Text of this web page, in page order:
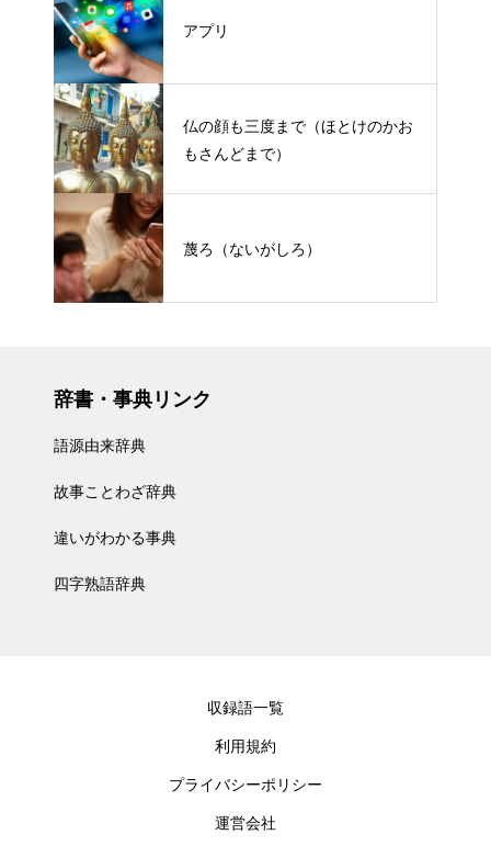
アプリ
仏の顔も三度まで（ほとけのかお
もさんどまで）
蔑ろ（ないがしろ）
辞書・事典リンク
語源由来辞典
故事ことわざ辞典
違いがわかる事典
四字熟語辞典
収録語一覧
利用規約
プライバシーポリシー
運営会社